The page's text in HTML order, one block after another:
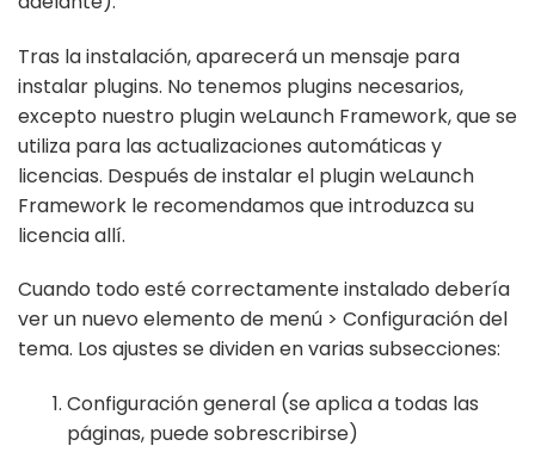
Tras la instalación, aparecerá un mensaje para
instalar plugins. No tenemos plugins necesarios,
excepto nuestro plugin weLaunch Framework, que se
utiliza para las actualizaciones automáticas y
licencias. Después de instalar el plugin weLaunch
Framework le recomendamos que introduzca su
licencia allí.
Cuando todo esté correctamente instalado debería
ver un nuevo elemento de menú > Configuración del
tema. Los ajustes se dividen en varias subsecciones:
Configuración general (se aplica a todas las
páginas, puede sobrescribirse)